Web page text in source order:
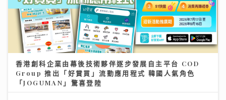
香港創科企業由幕後技術夥伴逐步發展自主平台 COD
Group 推出「好賞買」流動應用程式 韓國人氣角色
「JOGUMAN」驚喜登陸